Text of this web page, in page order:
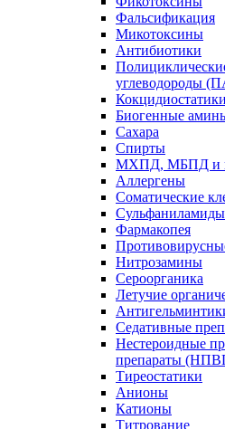
Фальсификация
Микотоксины
Антибиотики
углеводороды
Кокцидиостатики
Биогенные
Сахара
Спирты
МХПД, МБПД и
Аллергены
Соматические
Сульфаниламиды
Фармакопея
Нитрозамины
Сероорганика
Летучие
Седативные
Нестероидные
препараты
Тиреостатики
Анионы
Катионы
Титрование